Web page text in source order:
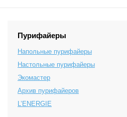
Пурифайеры
Напольные пурифайеры
Настольные пурифайеры
Экомастер
Архив пурифайеров
L’ENERGIE